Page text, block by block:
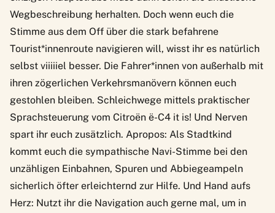
Wegbeschreibung herhalten. Doch wenn euch die
Stimme aus dem Off über die stark befahrene
Tourist*innenroute navigieren will, wisst ihr es natürlich
selbst viiiiiel besser. Die Fahrer*innen von außerhalb mit
ihren zögerlichen Verkehrsmanövern können euch
gestohlen bleiben. Schleichwege mittels praktischer
Sprachsteuerung vom Citroën ë-C4 it is! Und Nerven
spart ihr euch zusätzlich. Apropos: Als Stadtkind
kommt euch die sympathische Navi-Stimme bei den
unzähligen Einbahnen, Spuren und Abbiegeampeln
sicherlich öfter erleichternd zur Hilfe. Und Hand aufs
Herz: Nutzt ihr die Navigation auch gerne mal, um in